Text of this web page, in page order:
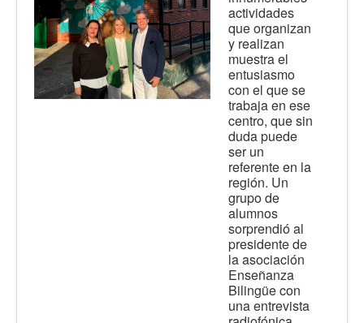
actividades
que organizan
y realizan
muestra el
entusiasmo
con el que se
trabaja en ese
centro, que sin
duda puede
ser un
referente en la
región. Un
grupo de
alumnos
sorprendió al
presidente de
la asociación
Enseñanza
Bilingüe con
una entrevista